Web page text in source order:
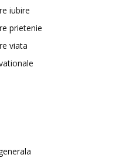
iubire
prietenie
viata